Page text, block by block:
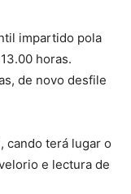
impartido pola
horas.
de novo desfile
cando terá lugar o
e lectura de